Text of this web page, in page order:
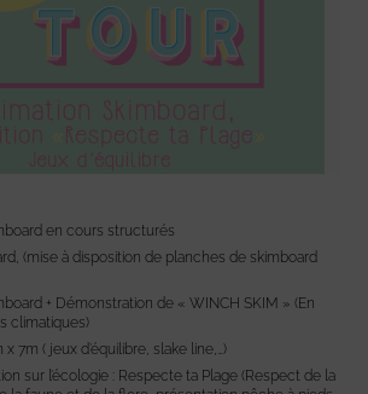
en cours structurés
(mise à disposition de planches de skimboard
+ Démonstration de « WINCH SKIM » (En
climatiques)
7m ( jeux d’équilibre, slake line,…)
sur l’écologie : Respecte ta Plage (Respect de la